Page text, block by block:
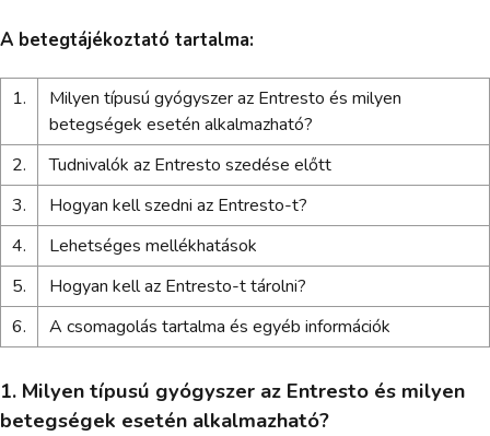
A betegtájékoztató tartalma:
1.
Milyen típusú gyógyszer az Entresto és milyen
betegségek esetén alkalmazható?
2.
Tudnivalók az Entresto szedése előtt
3.
Hogyan kell szedni az Entresto-t?
4.
Lehetséges mellékhatások
5.
Hogyan kell az Entresto-t tárolni?
6.
A csomagolás tartalma és egyéb információk
1. Milyen típusú gyógyszer az Entresto és milyen
betegségek esetén alkalmazható?